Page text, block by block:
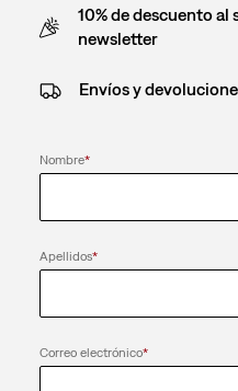
10% de descuento
newsletter
Envíos y
Nombre*
Apellidos*
Correo electrónico*